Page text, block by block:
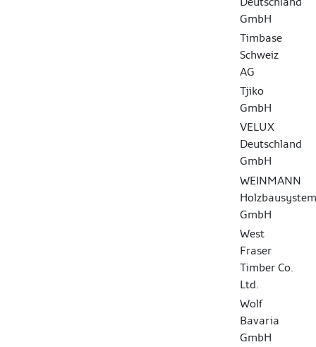
GmbH
Timbase
Schweiz
AG
Tjiko
GmbH
VELUX
Deutschland
GmbH
WEINMANN
GmbH
West
Fraser
Timber Co.
Ltd.
Wolf
Bavaria
GmbH